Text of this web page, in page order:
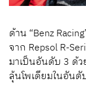
ด้าน “Benz
จาก Repsol R-
มาเป็นอันดับ 3 ด้
ลุ้นโพเดียมในอัน